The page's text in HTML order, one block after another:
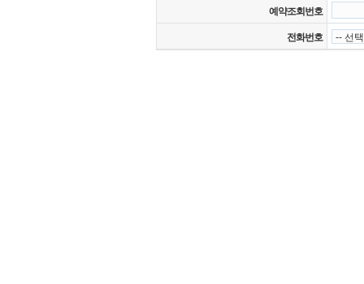
예약조회번호
전화번호